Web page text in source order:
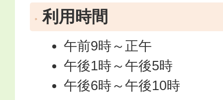
利用時間
午前9時～正午
午後1時～午後5時
午後6時～午後10時